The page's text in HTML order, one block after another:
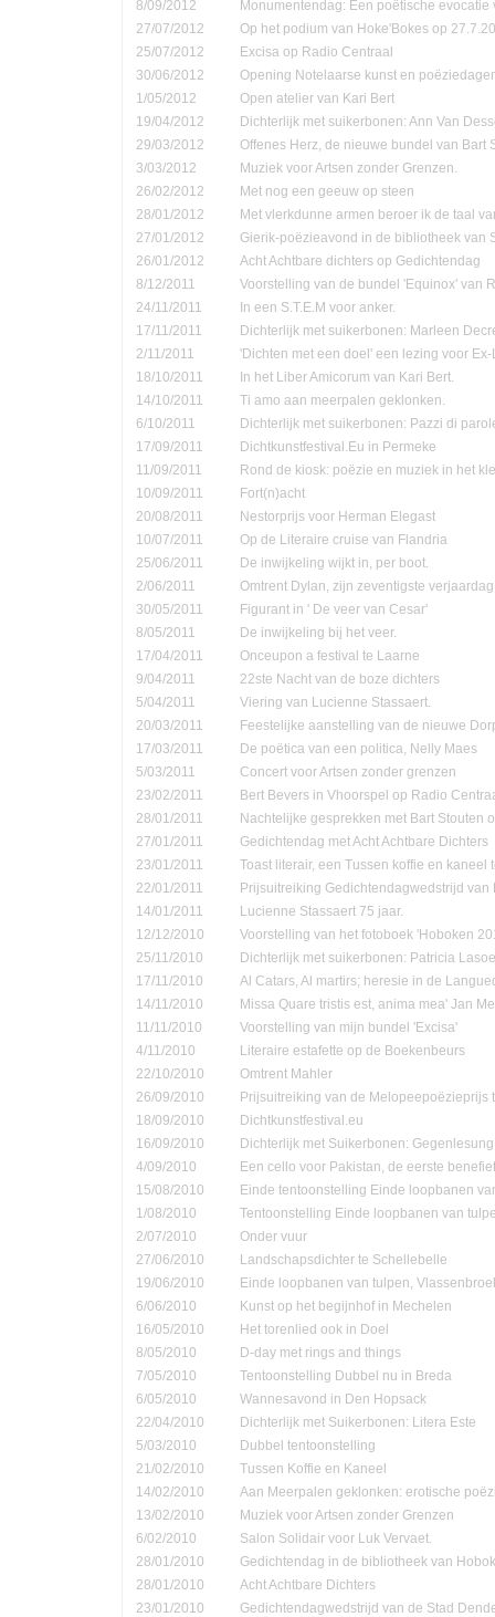
8/09/2012
Monumentendag: Een poëtische evocatie
27/07/2012
Op het podium van Hoke'Bokes op
25/07/2012
Excisa op Radio Centraal
30/06/2012
Opening Notelaarse kunst en
1/05/2012
Open atelier van Kari Bert
19/04/2012
Dichterlijk met suikerbonen: Ann Van
29/03/2012
Offenes Herz, de nieuwe bundel van Bart
3/03/2012
Muziek voor Artsen zonder Grenzen.
26/02/2012
Met nog een geeuw op steen
28/01/2012
Met vlerkdunne armen beroer ik de taal
27/01/2012
Gierik-poëzieavond in de bibliotheek van
26/01/2012
Acht Achtbare dichters op Gedichtendag
8/12/2011
Voorstelling van de bundel 'Equinox' van
24/11/2011
In een S.T.E.M voor anker.
17/11/2011
Dichterlijk met suikerbonen: Marleen
2/11/2011
'Dichten met een doel' een lezing voor
18/10/2011
In het Liber Amicorum van Kari Bert.
14/10/2011
Ti amo aan meerpalen geklonken.
6/10/2011
Dichterlijk met suikerbonen: Pazzi di
17/09/2011
Dichtkunstfestival.Eu in Permeke
11/09/2011
Rond de kiosk: poëzie en muziek in het
10/09/2011
Fort(n)acht
20/08/2011
Nestorprijs voor Herman Elegast
10/07/2011
Op de Literaire cruise van Flandria
25/06/2011
De inwijkeling wijkt in, per boot.
2/06/2011
Omtrent Dylan, zijn zeventigste verjaardag
30/05/2011
Figurant in ' De veer van Cesar'
8/05/2011
De inwijkeling bij het veer.
17/04/2011
Onceupon a festival te Laarne
9/04/2011
22ste Nacht van de boze dichters
5/04/2011
Viering van Lucienne Stassaert.
20/03/2011
Feestelijke aanstelling van de nieuwe
17/03/2011
De poëtica van een politica, Nelly Maes
5/03/2011
Concert voor Artsen zonder grenzen
23/02/2011
Bert Bevers in Vhoorspel op Radio
28/01/2011
Nachtelijke gesprekken met Bart Stouten
27/01/2011
Gedichtendag met Acht Achtbare Dichters
23/01/2011
Toast literair, een Tussen koffie en kaneel
22/01/2011
Prijsuitreiking Gedichtendagwedstrijd van
14/01/2011
Lucienne Stassaert 75 jaar.
12/12/2010
Voorstelling van het fotoboek 'Hoboken
25/11/2010
Dichterlijk met suikerbonen: Patricia
17/11/2010
Al Catars, Al martirs; heresie in de
14/11/2010
Missa Quare tristis est, anima mea' Jan
11/11/2010
Voorstelling van mijn bundel 'Excisa'
4/11/2010
Literaire estafette op de Boekenbeurs
22/10/2010
Omtrent Mahler
26/09/2010
Prijsuitreiking van de Melopeepoëzieprijs
18/09/2010
Dichtkunstfestival.eu
16/09/2010
Dichterlijk met Suikerbonen:
4/09/2010
Een cello voor Pakistan, de eerste
15/08/2010
Einde tentoonstelling Einde loopbanen
1/08/2010
Tentoonstelling Einde loopbanen van
2/07/2010
Onder vuur
27/06/2010
Landschapsdichter te Schellebelle
19/06/2010
Einde loopbanen van tulpen,
6/06/2010
Kunst op het begijnhof in Mechelen
16/05/2010
Het torenlied ook in Doel
8/05/2010
D-day met rings and things
7/05/2010
Tentoonstelling Dubbel nu in Breda
6/05/2010
Wannesavond in Den Hopsack
22/04/2010
Dichterlijk met Suikerbonen: Litera Este
5/03/2010
Dubbel tentoonstelling
21/02/2010
Tussen Koffie en Kaneel
14/02/2010
Aan Meerpalen geklonken: erotische
13/02/2010
Muziek voor Artsen zonder Grenzen
6/02/2010
Salon Solidair voor Luk Vervaet.
28/01/2010
Gedichtendag in de bibliotheek van
28/01/2010
Acht Achtbare Dichters
23/01/2010
Gedichtendagwedstrijd van de Stad